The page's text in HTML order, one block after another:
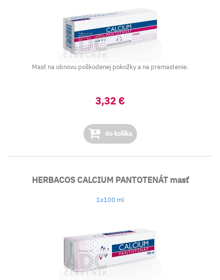
Masť na obnovu poškodenej pokožky a na premastenie.
3,32 €
do košíka
HERBACOS CALCIUM PANTOTENÁT masť
1x100 ml